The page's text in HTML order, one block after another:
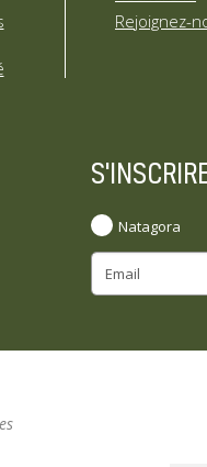
Rejoignez-
Natagora